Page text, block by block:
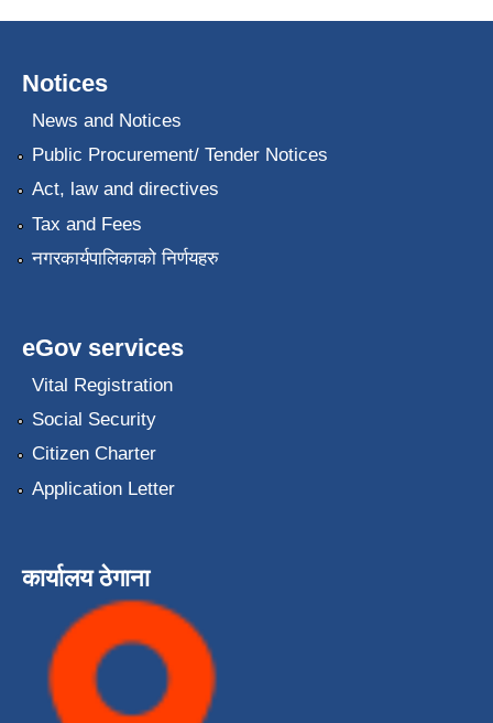
Notices
News and Notices
Public Procurement/ Tender Notices
Act, law and directives
Tax and Fees
नगरकार्यपालिकाको निर्णयहरु
eGov services
Vital Registration
Social Security
Citizen Charter
Application Letter
कार्यालय ठेगाना